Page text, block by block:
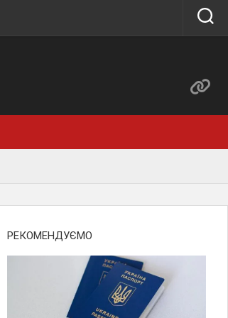
РЕКОМЕНДУЄМО